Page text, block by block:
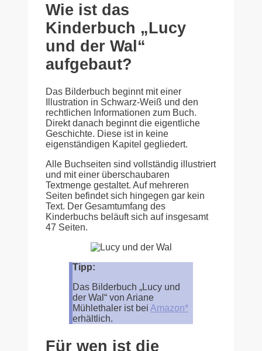
Wie ist das
Kinderbuch „Lucy
und der Wal“
aufgebaut?
Das Bilderbuch beginnt mit einer
Illustration in Schwarz-Weiß und den
rechtlichen Informationen zum Buch.
Direkt danach beginnt die eigentliche
Geschichte. Diese ist in keine
eigenständigen Kapitel gegliedert.
Alle Buchseiten sind vollständig illustriert
und mit einer überschaubaren
Textmenge gestaltet. Auf mehreren
Seiten befindet sich hingegen gar kein
Text. Der Gesamtumfang des
Kinderbuchs beläuft sich auf insgesamt
47 Seiten.
Tipp:
Das Bilderbuch „Lucy und
der Wal“ von Ariane
Mühlethaler ist bei Amazon*
erhältlich.
Für wen ist die